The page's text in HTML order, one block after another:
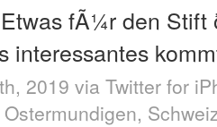
Etwas fÃ¼r den Stift
interessantes
2019 via Twitter for
Ostermundigen,